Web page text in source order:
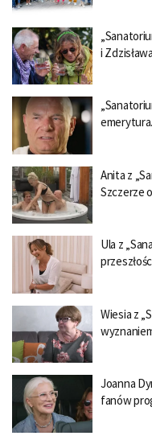
i Zdzisława
Anita z
Szczerze
Ula z
Wiesia z
Joanna
fanów